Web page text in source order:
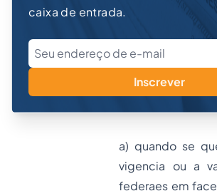
caixa de entrada.
Inscrever
a) quando se
vigencia ou a
federaes em